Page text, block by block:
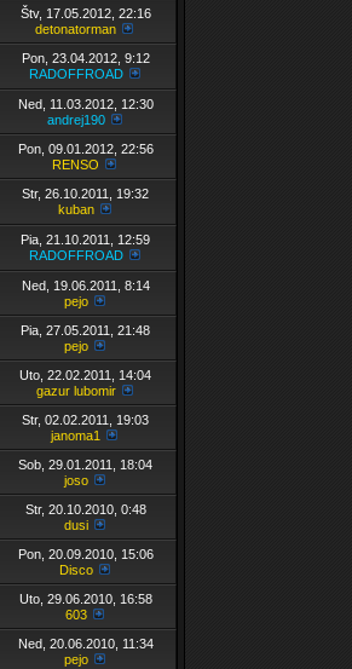
Štv, 17.05.2012, 22:16
detonatorman
Pon, 23.04.2012, 9:12
RADOFFROAD
Ned, 11.03.2012, 12:30
andrej190
Pon, 09.01.2012, 22:56
RENSO
Str, 26.10.2011, 19:32
kuban
Pia, 21.10.2011, 12:59
RADOFFROAD
Ned, 19.06.2011, 8:14
pejo
Pia, 27.05.2011, 21:48
pejo
Uto, 22.02.2011, 14:04
gazur lubomir
Str, 02.02.2011, 19:03
janoma1
Sob, 29.01.2011, 18:04
joso
Str, 20.10.2010, 0:48
dusi
Pon, 20.09.2010, 15:06
Disco
Uto, 29.06.2010, 16:58
603
Ned, 20.06.2010, 11:34
pejo